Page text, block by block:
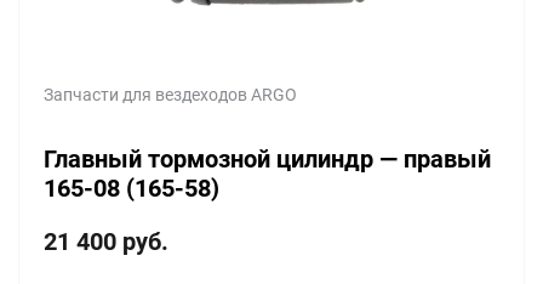
Запчасти для вездеходов ARGO
Главный тормозной цилиндр — правый
165-08 (165-58)
21 400 руб.